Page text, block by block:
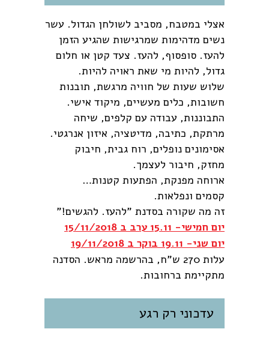
אצלי במטבח, מסביב לשולחן הגדול. עשר
נשים מדהימות שמרגישות שהגיע הזמן
להעז. סופסוף, להעז. צעד קטן או חלום
גדול, להיות מי שאת ראויה להיות.
שלוש שעות של חוויה מרגשת, תובנות
חשובות, כלים מעשיים, מיקוד אישי.
התבוננות, עבודה עם קלפים, שיחה
מרתקת, כתיבה, מדיטציה, איזון אנרגטי.
אסימונים נופלים, רוח גבית, חיבוק
מחזק, חיבור לעצמך.
ארוחה מפנקת, הפתעות קטנות…
קסמים ונפלאות.
זה מה שקורה בסדנת "להעז. להגשים!"
יום חמישי- 15.11 ערב ב 15/11/2018
יום שני- 19.11 בוקר ב 19/11/2018
עלות 270 ש"ח, בהרשמה מראש. הסדנה
מתקיימת ברחובות.
עדכוני רק רגע